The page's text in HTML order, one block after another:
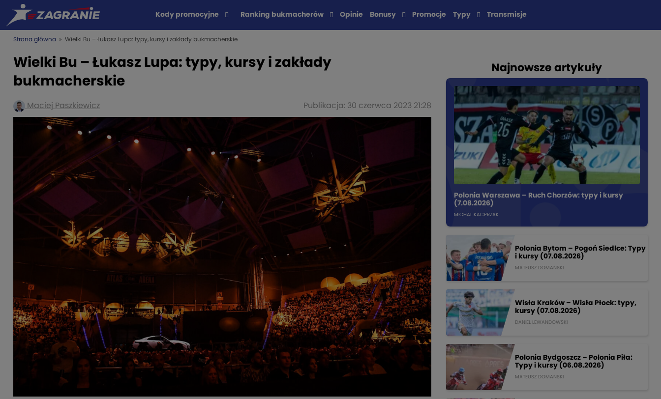
Kody promocyjne Ranking bukmacherów Opinie Bonusy Promocje Typy Transmisje
Strona główna » Wielki Bu – Łukasz Lupa: typy, kursy i zakłady bukmacherskie
Wielki Bu – Łukasz Lupa: typy, kursy i zakłady
bukmacherskie
Maciej Paszkiewicz Publikacja: 30 czerwca 2023 21:28
Najnowsze artykuły
Polonia Warszawa – Ruch Chorzów: typy i kursy
(7.08.2026)
MICHAL KACPRZAK
Polonia Bytom – Pogoń Siedlce: Typy
i kursy (07.08.2026)
MATEUSZ DOMANSKI
Wisła Kraków – Wisła Płock: typy,
kursy (07.08.2026)
DANIEL LEWANDOWSKI
Polonia Bydgoszcz – Polonia Piła:
Typy i kursy (06.08.2026)
MATEUSZ DOMANSKI